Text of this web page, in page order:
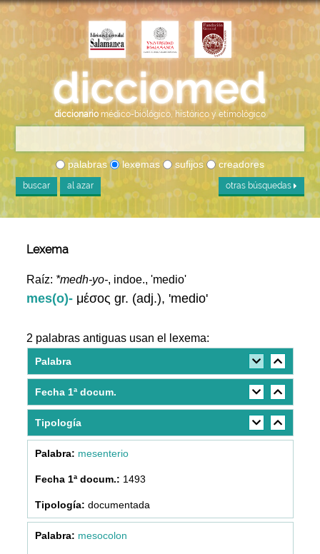
diccionario médico-biológico, histórico y etimológico
palabras lexemas sufijos creadores
buscar al azar otras búsquedas
Lexema
Raíz: *medh-yo-, indoe., 'medio'
mes(o)- μέσος gr. (adj.), 'medio'
2 palabras antiguas usan el lexema:
Palabra
Fecha 1ª docum.
Tipología
mesenterio
1493
documentada
mesocolon